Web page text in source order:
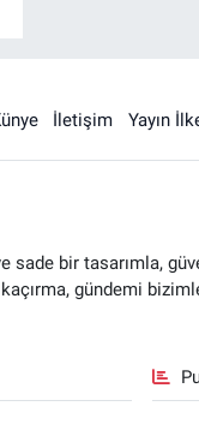
İletişim Yayın
bir tasarımla,
gündemi